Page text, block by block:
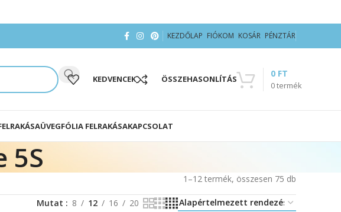
KEZDŐLAP FIÓKOM KOSÁR PÉNZTÁR
KEDVENCEK ÖSSZEHASONLÍTÁS
0termék
0 FT
ÜVEGFÓLIA FELRAKÁSAKAPCSOLAT
5S
1–12 termék, összesen 75 db
Mutat 8 12 16 20